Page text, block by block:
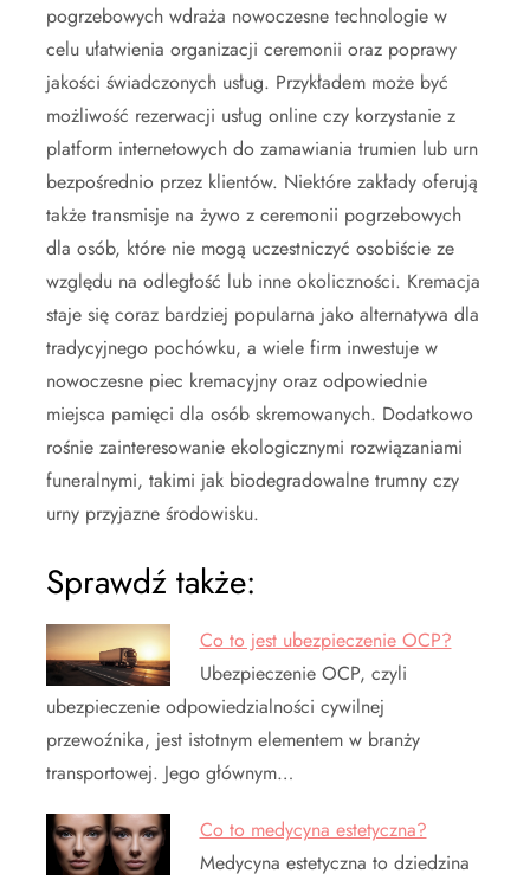
pogrzebowych wdraża nowoczesne technologie w
celu ułatwienia organizacji ceremonii oraz poprawy
jakości świadczonych usług. Przykładem może być
możliwość rezerwacji usług online czy korzystanie z
platform internetowych do zamawiania trumien lub urn
bezpośrednio przez klientów. Niektóre zakłady oferują
także transmisje na żywo z ceremonii pogrzebowych
dla osób, które nie mogą uczestniczyć osobiście ze
względu na odległość lub inne okoliczności. Kremacja
staje się coraz bardziej popularna jako alternatywa dla
tradycyjnego pochówku, a wiele firm inwestuje w
nowoczesne piec kremacyjny oraz odpowiednie
miejsca pamięci dla osób skremowanych. Dodatkowo
rośnie zainteresowanie ekologicznymi rozwiązaniami
funeralnymi, takimi jak biodegradowalne trumny czy
urny przyjazne środowisku.
Sprawdź także:
Co to jest ubezpieczenie OCP?
Ubezpieczenie OCP, czyli
ubezpieczenie odpowiedzialności cywilnej
przewoźnika, jest istotnym elementem w branży
transportowej. Jego głównym…
Co to medycyna estetyczna?
Medycyna estetyczna to dziedzina